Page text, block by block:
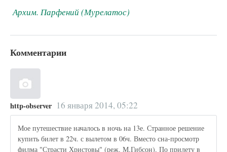
Архим. Парфений (Мурелатос)
Комментарии
http-observer 16 января 2014, 05:22
Мое путешествие началось в ночь на 13е. Странное решение
купить билет в 22ч. с вылетом в 06ч. Вместо сна-просмотр
филма "Страсти Христовы" (реж. М.Гибсон). По прилету в